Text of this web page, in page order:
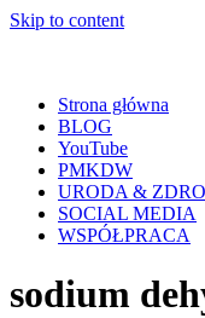
Skip to content
Strona główna
BLOG
YouTube
PMKDW
URODA &
SOCIAL MEDIA
WSPÓŁPRACA
sodium